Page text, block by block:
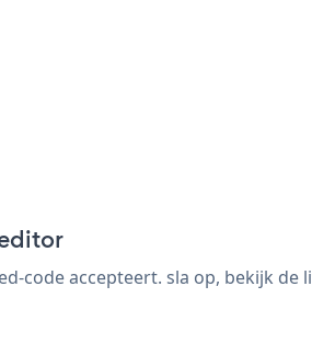
code accepteert. sla op, bekijk de